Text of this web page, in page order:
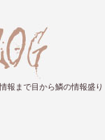
報まで目から鱗の情報盛り